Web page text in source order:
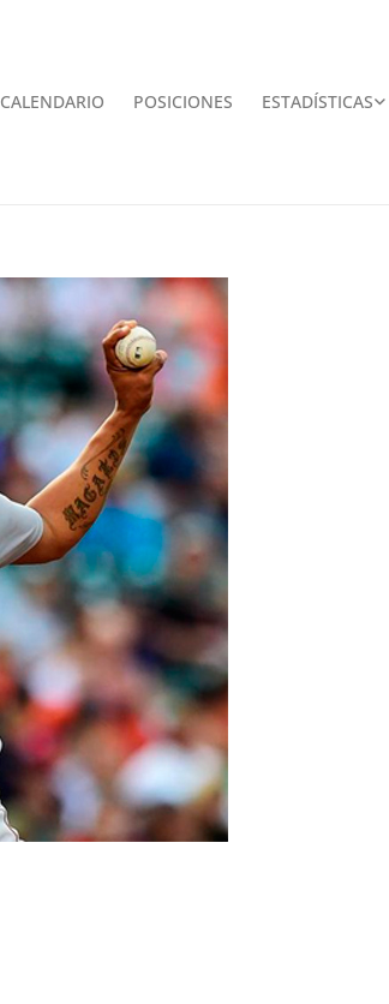
CALENDARIO POSICIONES ESTADÍSTICAS